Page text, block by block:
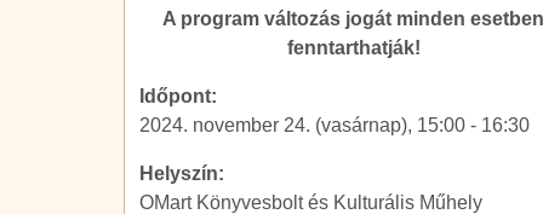
A program változás jogát minden esetben
fenntarthatják!
Időpont:
2024. november 24. (vasárnap), 15:00 - 16:30
Helyszín:
OMart Könyvesbolt és Kulturális Műhely